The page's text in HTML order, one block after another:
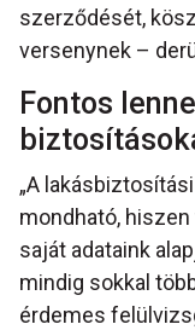
szerződését,
versenynek –
Fontos
„A
mondható, hiszen
saját adataink
mindig sokkal
érdemes